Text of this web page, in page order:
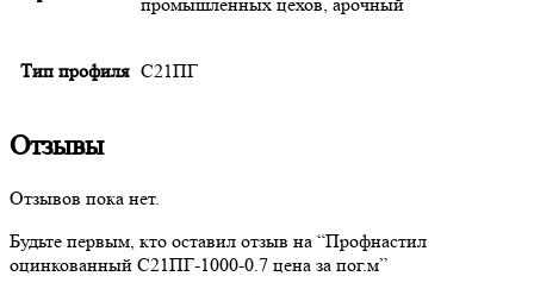
Тип профиля С21ПГ
Отзывы
Отзывов пока нет.
Будьте первым, кто оставил отзыв на “Профнастил
оцинкованный С21ПГ-1000-0.7 цена за пог.м”